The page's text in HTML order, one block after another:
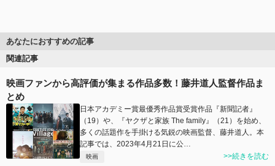
あなたにおすすめの記事
関連記事
映画ファンから高評価が集まる作品多数！藤井道人監督作品ま
とめ
日本アカデミー賞最優秀作品賞受賞作品『新聞記者』
（19）や、『ヤクザと家族 The family』（21）を始め、
多くの話題作を手掛ける気鋭の映画監督、藤井道人。本
記事では、2023年4月21日に公…
映画 >>続きを読む